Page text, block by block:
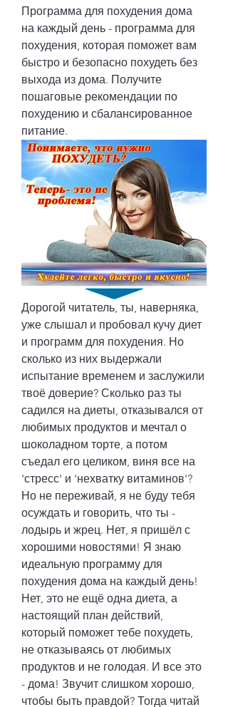
Программа для похудения дома
на каждый день - программа для
похудения, которая поможет вам
быстро и безопасно похудеть без
выхода из дома. Получите
пошаговые рекомендации по
похудению и сбалансированное
питание.
Дорогой читатель, ты, наверняка,
уже слышал и пробовал кучу диет
и программ для похудения. Но
сколько из них выдержали
испытание временем и заслужили
твоё доверие? Сколько раз ты
садился на диеты, отказывался от
любимых продуктов и мечтал о
шоколадном торте, а потом
съедал его целиком, виня все на
'стресс' и 'нехватку витаминов'?
Но не переживай, я не буду тебя
осуждать и говорить, что ты -
лодырь и жрец. Нет, я пришёл с
хорошими новостями! Я знаю
идеальную программу для
похудения дома на каждый день!
Нет, это не ещё одна диета, а
настоящий план действий,
который поможет тебе похудеть,
не отказываясь от любимых
продуктов и не голодая. И все это
- дома! Звучит слишком хорошо,
чтобы быть правдой? Тогда читай